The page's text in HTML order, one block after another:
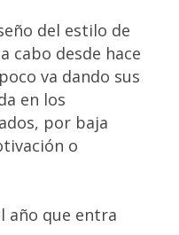
del estilo de
cabo desde hace
va dando sus
en los
por baja
o
año que entra